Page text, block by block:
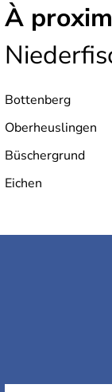
À
Bottenberg
Oberheuslingen
Büschergrund
Eichen